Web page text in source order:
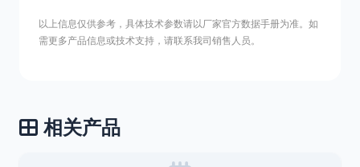
以上信息仅供参考，具体技术参数请以厂家官方数据手册为准。如
需更多产品信息或技术支持，请联系我司销售人员。
相关产品